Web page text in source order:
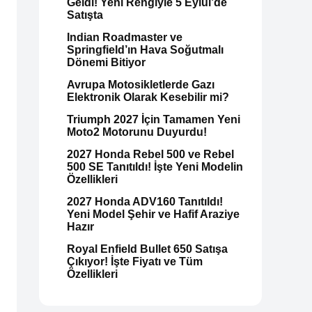
Geldi! Yeni Rengiyle 5 Eylül’de
Satışta
Indian Roadmaster ve
Springfield’ın Hava Soğutmalı
Dönemi Bitiyor
Avrupa Motosikletlerde Gazı
Elektronik Olarak Kesebilir mi?
Triumph 2027 İçin Tamamen Yeni
Moto2 Motorunu Duyurdu!
2027 Honda Rebel 500 ve Rebel
500 SE Tanıtıldı! İşte Yeni Modelin
Özellikleri
2027 Honda ADV160 Tanıtıldı!
Yeni Model Şehir ve Hafif Araziye
Hazır
Royal Enfield Bullet 650 Satışa
Çıkıyor! İşte Fiyatı ve Tüm
Özellikleri